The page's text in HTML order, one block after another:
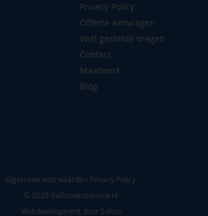
Privacy Policy
Offerte aanvragen
Veel gestelde vragen
Contact
Maatwerk
Blog
Algemene voorwaarden Privacy Policy
© 2026 Ballonnenservice.nl
Webdevelopment door Solvio